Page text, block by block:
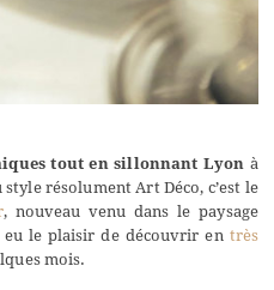
tout en sillonnant Lyon à
résolument Art Déco, c’est le
, nouveau venu dans le paysage
eu le plaisir de découvrir en très
mois.